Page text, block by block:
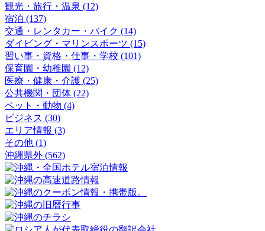
観光・旅行・温泉 (12)
宿泊 (137)
交通・レンタカー・バイク (14)
ダイビング・マリンスポーツ (15)
習い事・資格・仕事・学校 (101)
保育園・幼稚園 (12)
医療・健康・介護 (25)
公共機関・団体 (22)
ペット・動物 (4)
ビジネス (30)
エリア情報 (3)
その他 (1)
沖縄県外 (562)